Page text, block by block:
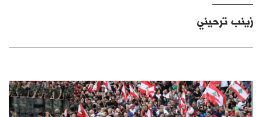
كتّابنا
الأرشيف
زينب ترحيني